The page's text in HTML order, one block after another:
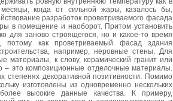
когда от сильной жары, казалось бы,
разработок проветриваемого фасада
в помещение и наоборот. Притом установить
для заново строящегося, но и какое-то время
как проветриваемый фасад здания
например, неровные стены. Для
материалы, к слову, керамический гранит или
– это композиционные отделочные материалы.
степенях декоративной позитивности. Помимо
изготовлены из одновременно нескольких
высокие данные качества. К примеру,